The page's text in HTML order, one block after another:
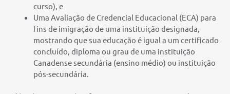
curso), e
Uma Avaliação de Credencial Educacional (ECA) para
fins de imigração de uma instituição designada,
mostrando que sua educação é igual a um certificado
concluído, diploma ou grau de uma instituição
Canadense secundária (ensino médio) ou instituição
pós-secundária.